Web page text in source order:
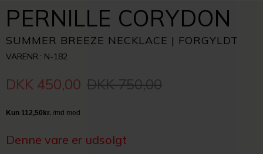
PERNILLE CORYDON
SUMMER BREEZE NECKLACE | FORGYLDT
VARENR.: N-182
DKK 750,00
DKK 450,00
Denne vare er udsolgt